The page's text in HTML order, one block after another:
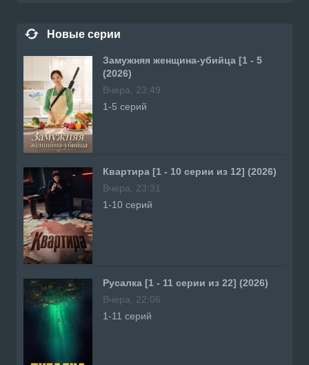
Новые серии
Замужняя женщина-убийца [1 - 5
(2026)
Вчера, 23:49
1-5 серий
Квартира [1 - 10 серии из 12] (2026)
Вчера, 23:31
1-10 серий
Русалка [1 - 11 серии из 22] (2026)
Вчера, 22:06
1-11 серий